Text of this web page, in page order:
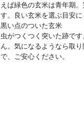
えば緑色の玄米は青年期
す。良い玄米を選ぶ目安に
黒い点のついた玄米
虫がつくつく突いた跡で
ん。気になるようなら取
で、ご安心ください。